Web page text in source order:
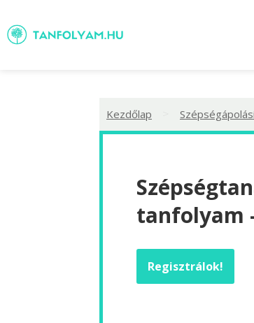
Kezdőlap
tanfolyam
Regisztrálok!